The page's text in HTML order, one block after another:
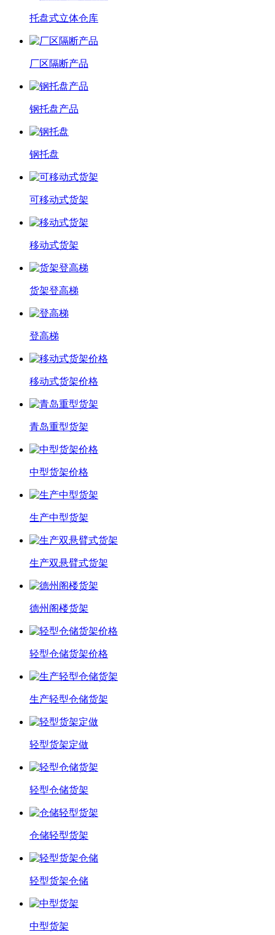
托盘式立体仓库
厂区隔断产品
钢托盘产品
钢托盘
可移动式货架
移动式货架
货架登高梯
登高梯
移动式货架价格
青岛重型货架
中型货架价格
生产中型货架
生产双悬臂式货架
德州阁楼货架
轻型仓储货架价格
生产轻型仓储货架
轻型货架定做
轻型仓储货架
仓储轻型货架
轻型货架仓储
中型货架